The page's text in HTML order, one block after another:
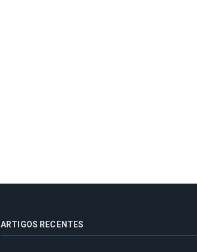
ARTIGOS RECENTES